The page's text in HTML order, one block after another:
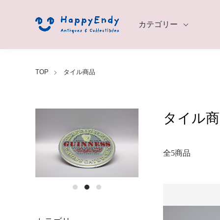
カテゴリー
TOP タイル商品
タイル
全5商品